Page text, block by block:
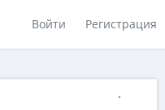
Войти Регистрация